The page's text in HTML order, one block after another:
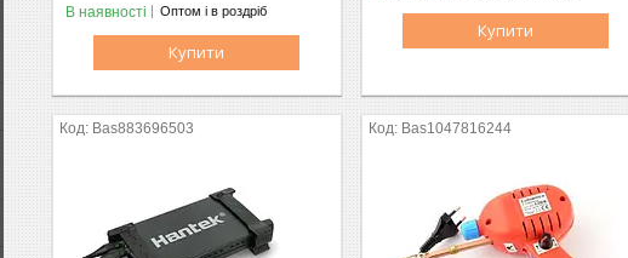
В наявності Оптом і в роздріб
Купити
Купити
Bas883696503 Bas1047816244